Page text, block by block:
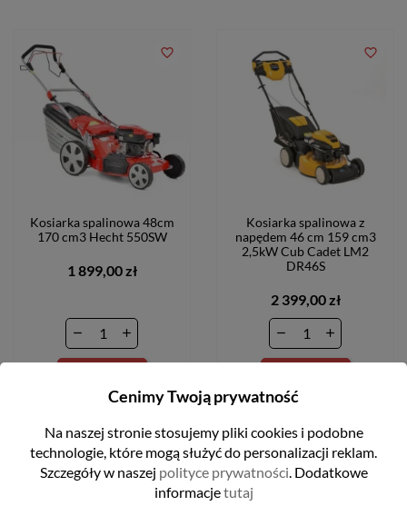
Kosiarka spalinowa 48cm
170 cm3 Hecht 550SW
1 899,00 zł
favorite_border
Kosiarka spalinowa z
napędem 46 cm 159 cm3
2,5kW Cub Cadet LM2
DR46S
2 399,00 zł
favorite_border
Cenimy Twoją prywatność
Na naszej stronie stosujemy pliki cookies i podobne
technologie, które mogą służyć do personalizacji reklam.
Szczegóły w naszej polityce prywatności. Dodatkowe
informacjetutaj